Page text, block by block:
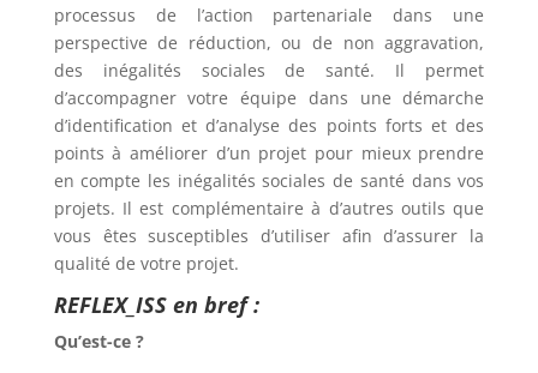
processus de l’action partenariale dans une
perspective de réduction, ou de non aggravation,
des inégalités sociales de santé. Il permet
d’accompagner votre équipe dans une démarche
d’identification et d’analyse des points forts et des
points à améliorer d’un projet pour mieux prendre
en compte les inégalités sociales de santé dans vos
projets. Il est complémentaire à d’autres outils que
vous êtes susceptibles d’utiliser afin d’assurer la
qualité de votre projet.
REFLEX_ISS en bref :
Qu’est-ce ?